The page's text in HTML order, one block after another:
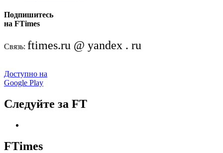
Подпишитесь
на FTimes
Связь: ftimes.ru @ yandex . ru
Доступно на
Google Play
Следуйте за FT
FTimes